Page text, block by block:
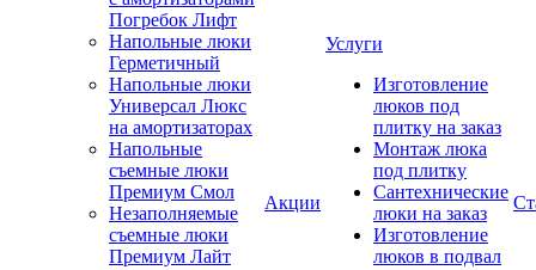
Погребок Лифт
Напольные люки
Герметичный
Напольные люки
Универсал Люкс
на амортизаторах
Напольные
съемные люки
Премиум Смол
Незаполняемые
съемные люки
Премиум Лайт
Акции
Услуги
Изготовление
люков под
плитку на заказ
Монтаж люка
под плитку
Сантехнические
люки на заказ
Изготовление
люков в подвал